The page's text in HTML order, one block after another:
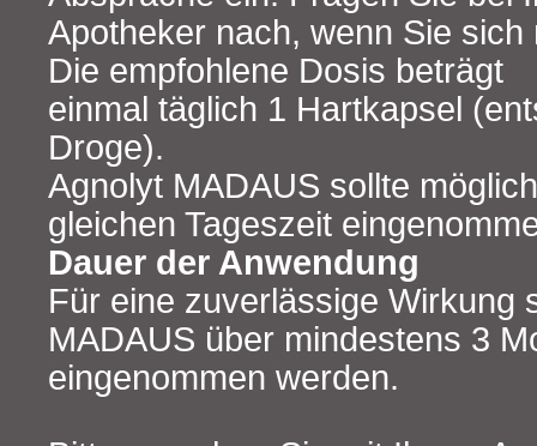
Apotheker nach, wenn Sie
Die empfohlene Dosis beträgt
einmal täglich 1 Hartkapsel
Droge).
Agnolyt MADAUS sollte
gleichen Tageszeit
Dauer der Anwendung
Für eine zuverlässige Wirkung
MADAUS über mindestens 3
eingenommen werden.